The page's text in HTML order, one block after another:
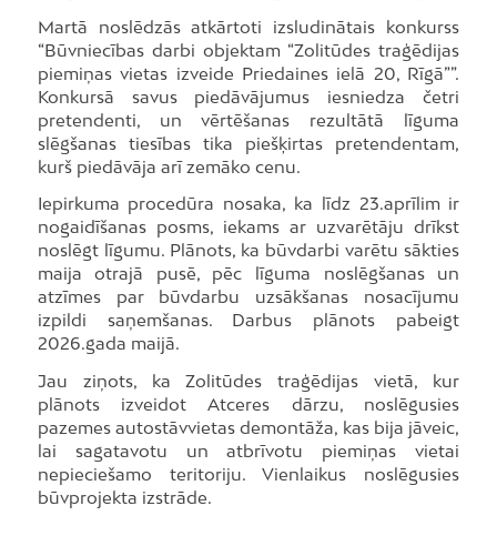
Martā noslēdzās atkārtoti izsludinātais konkurss
“Būvniecības darbi objektam “Zolitūdes traģēdijas
piemiņas vietas izveide Priedaines ielā 20, Rīgā””.
Konkursā savus piedāvājumus iesniedza četri
pretendenti, un vērtēšanas rezultātā līguma
slēgšanas tiesības tika piešķirtas pretendentam,
kurš piedāvāja arī zemāko cenu.
Iepirkuma procedūra nosaka, ka līdz 23.aprīlim ir
nogaidīšanas posms, iekams ar uzvarētāju drīkst
noslēgt līgumu. Plānots, ka būvdarbi varētu sākties
maija otrajā pusē, pēc līguma noslēgšanas un
atzīmes par būvdarbu uzsākšanas nosacījumu
izpildi saņemšanas. Darbus plānots pabeigt
2026.gada maijā.
Jau ziņots, ka Zolitūdes traģēdijas vietā, kur
plānots izveidot Atceres dārzu, noslēgusies
pazemes autostāvvietas demontāža, kas bija jāveic,
lai sagatavotu un atbrīvotu piemiņas vietai
nepieciešamo teritoriju. Vienlaikus noslēgusies
būvprojekta izstrāde.